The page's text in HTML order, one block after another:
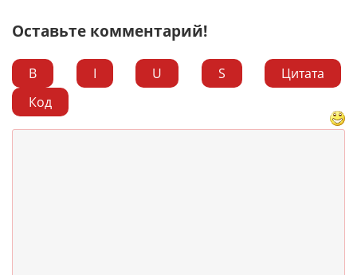
Оставьте комментарий!
B I U S
Цитата
Код